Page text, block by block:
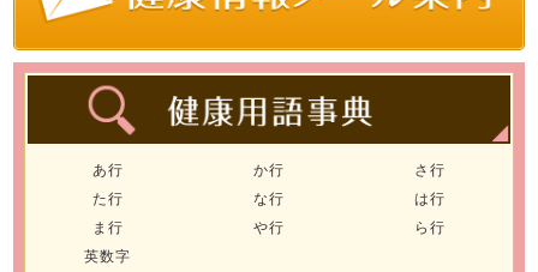
あ行 か行
さ行
た行
な行
は行
ま行
や行
ら行
英数字